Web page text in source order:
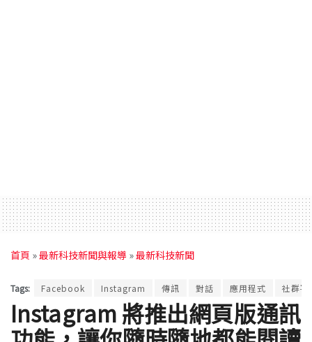
首頁 »最新科技新聞與報導 »最新科技新聞
Tags: Facebook Instagram 傳訊 對話 應用程式 社群平
Instagram 將推出網頁版通訊